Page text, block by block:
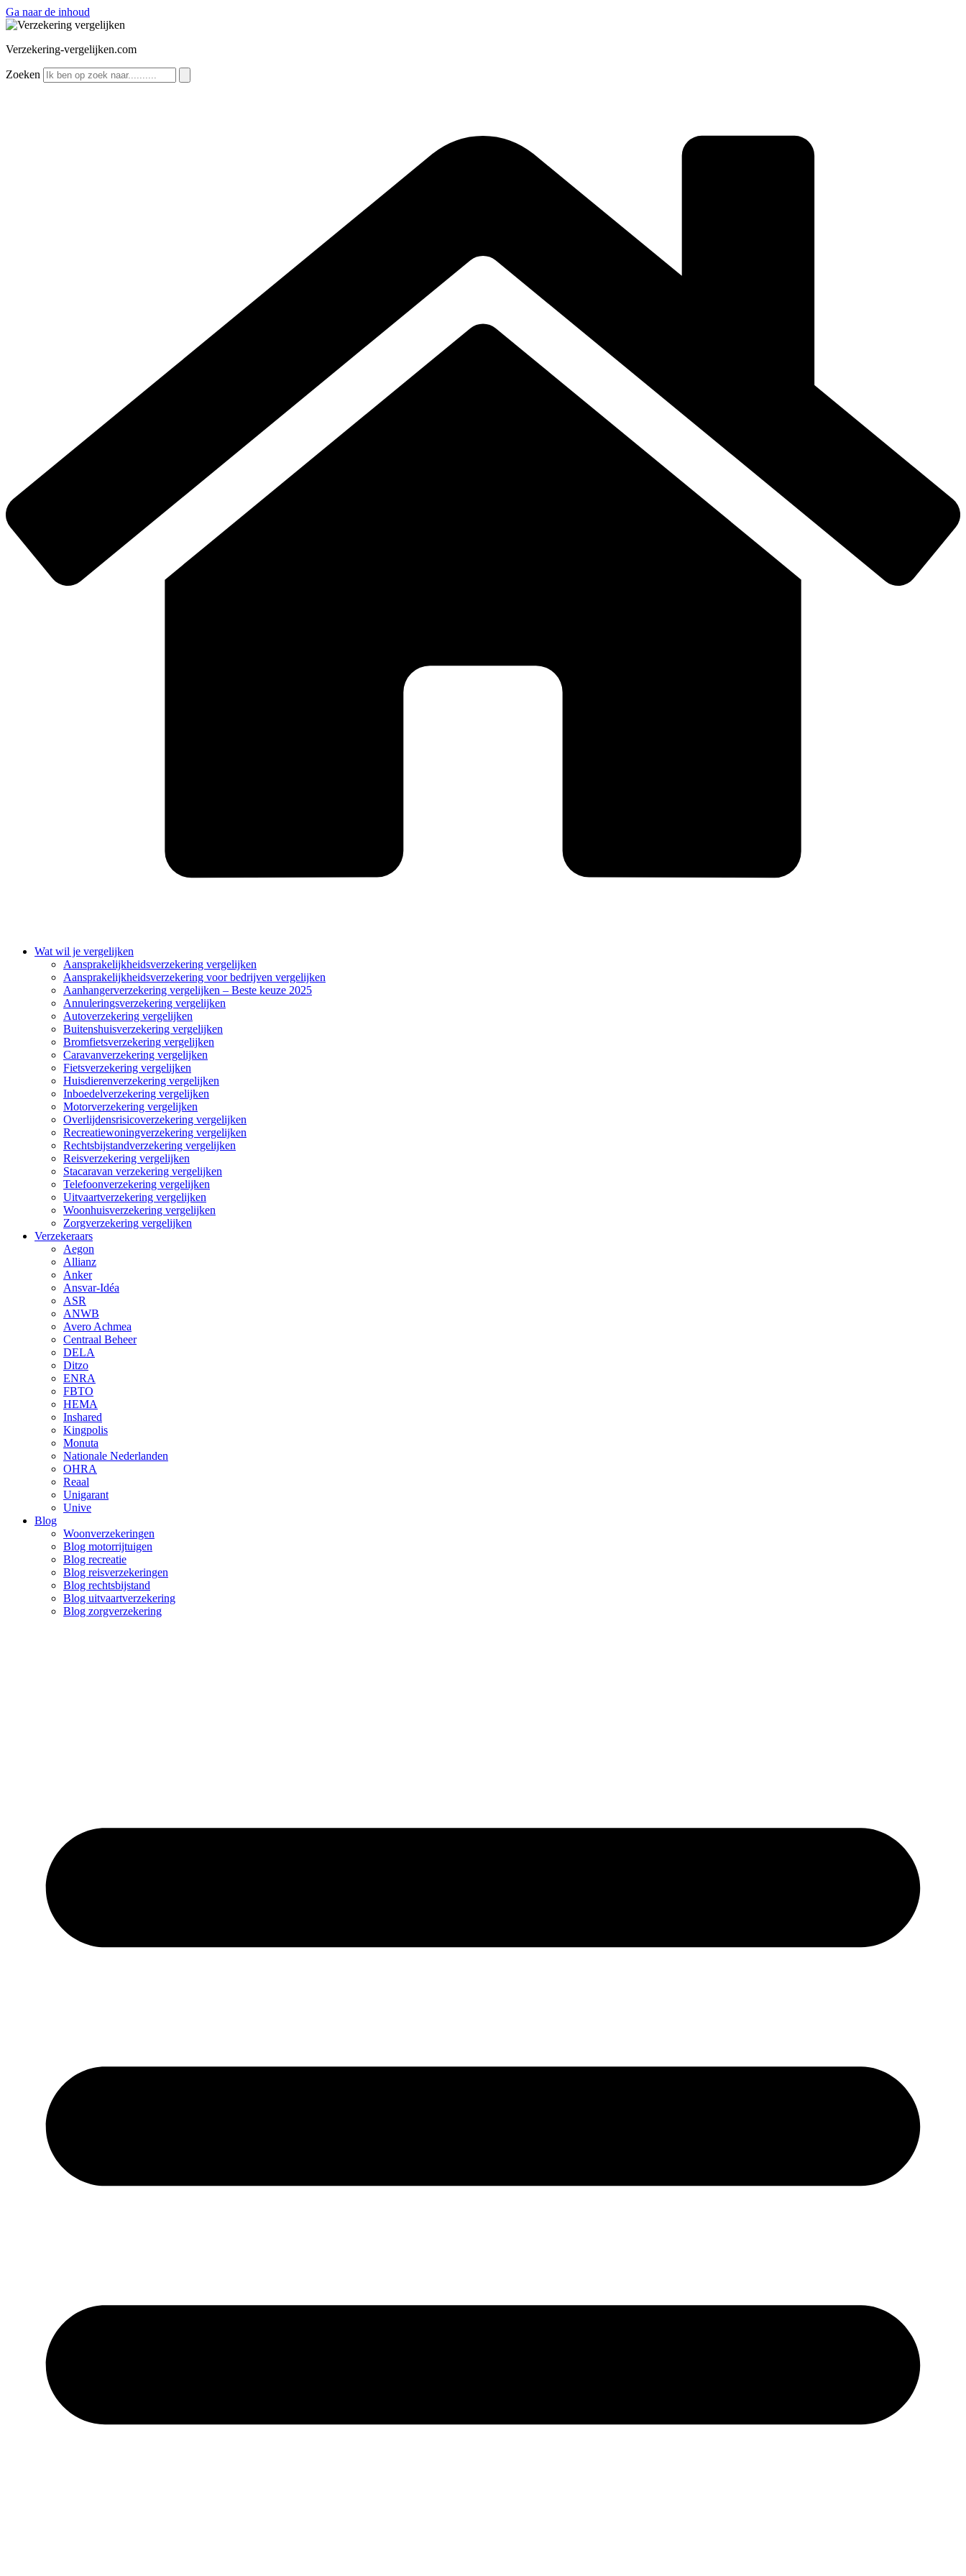
Ga naar de inhoud
Verzekering-vergelijken.com
Zoeken
Wat wil je vergelijken
Aansprakelijkheidsverzekering vergelijken
Aansprakelijkheidsverzekering voor bedrijven vergelijken
Aanhangerverzekering vergelijken – Beste keuze 2025
Annuleringsverzekering vergelijken
Autoverzekering vergelijken
Buitenshuisverzekering vergelijken
Bromfietsverzekering vergelijken
Caravanverzekering vergelijken
Fietsverzekering vergelijken
Huisdierenverzekering vergelijken
Inboedelverzekering vergelijken
Motorverzekering vergelijken
Overlijdensrisicoverzekering vergelijken
Recreatiewoningverzekering vergelijken
Rechtsbijstandverzekering vergelijken
Reisverzekering vergelijken
Stacaravan verzekering vergelijken
Telefoonverzekering vergelijken
Uitvaartverzekering vergelijken
Woonhuisverzekering vergelijken
Zorgverzekering vergelijken
Verzekeraars
Aegon
Allianz
Anker
Ansvar-Idéa
ASR
ANWB
Avero Achmea
Centraal Beheer
DELA
Ditzo
ENRA
FBTO
HEMA
Inshared
Kingpolis
Monuta
Nationale Nederlanden
OHRA
Reaal
Unigarant
Unive
Blog
Woonverzekeringen
Blog motorrijtuigen
Blog recreatie
Blog reisverzekeringen
Blog rechtsbijstand
Blog uitvaartverzekering
Blog zorgverzekering